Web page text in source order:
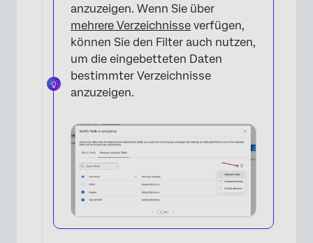
×
anzuzeigen. Wenn Sie über
mehrere Verzeichnisse verfügen,
können Sie den Filter auch nutzen,
um die eingebetteten Daten
bestimmter Verzeichnisse
anzuzeigen.